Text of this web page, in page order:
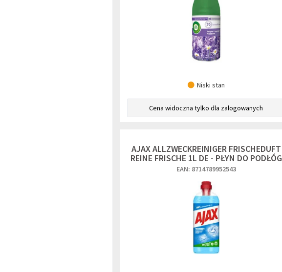
Niski stan
Cena widoczna tylko dla zalogowanych
AJAX ALLZWECKREINIGER FRISCHEDUFT
REINE FRISCHE 1L DE - PŁYN DO PODŁÓG
EAN: 8714789952543